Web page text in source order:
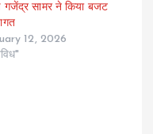
गजेंद्र सामर ने किया बजट
12, 2026